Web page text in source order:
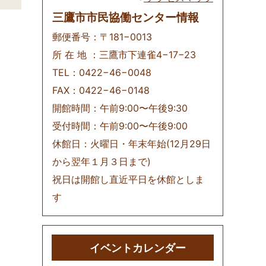
三鷹市市民協働センター情報
郵便番号：〒181−0013
所 在 地 ：三鷹市下連雀4−17−23
TEL：0422−46−0048
FAX：0422−46−0148
開館時間：午前9:00〜午後9:30
受付時間：午前9:00〜午後9:00
休館日：火曜日・年末年始(12月29日
から翌年１月３日まで)
祝日は開館し直近平日を休館としま
す
イベントカレンダー